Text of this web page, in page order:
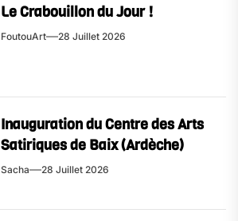
Le Crabouillon du Jour !
FoutouArt 28 Juillet 2026
Inauguration du Centre des Arts
Satiriques de Baix (Ardèche)
Sacha 28 Juillet 2026